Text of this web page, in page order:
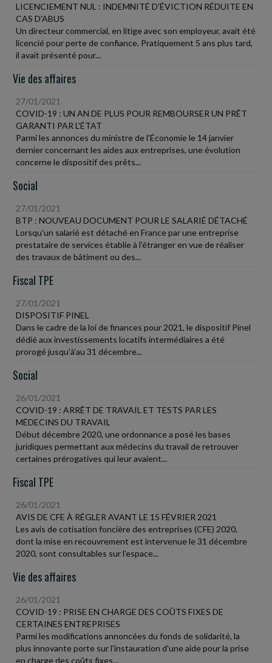
LICENCIEMENT NUL : INDEMNITÉ D'ÉVICTION RÉDUITE EN
CAS D'ABUS
Un directeur commercial, en litige avec son employeur, avait été
licencié pour perte de confiance. Pratiquement 5 ans plus tard,
il avait présenté pour...
Vie des affaires
27/01/2021
COVID-19 : UN AN DE PLUS POUR REMBOURSER UN PRÊT
GARANTI PAR L'ÉTAT
Parmi les annonces du ministre de l'Économie le 14 janvier
dernier concernant les aides aux entreprises, une évolution
concerne le dispositif des prêts...
Social
27/01/2021
BTP : NOUVEAU DOCUMENT POUR LE SALARIÉ DÉTACHÉ
Lorsqu'un salarié est détaché en France par une entreprise
prestataire de services établie à l'étranger en vue de réaliser
des travaux de bâtiment ou des...
Fiscal TPE
27/01/2021
DISPOSITIF PINEL
Dans le cadre de la loi de finances pour 2021, le dispositif Pinel
dédié aux investissements locatifs intermédiaires a été
prorogé jusqu'à'au 31 décembre...
Social
26/01/2021
COVID-19 : ARRÊT DE TRAVAIL ET TESTS PAR LES
MÉDECINS DU TRAVAIL
Début décembre 2020, une ordonnance a posé les bases
juridiques permettant aux médecins du travail de retrouver
certaines prérogatives qui leur avaient...
Fiscal TPE
26/01/2021
AVIS DE CFE À RÉGLER AVANT LE 15 FÉVRIER 2021
Les avis de cotisation foncière des entreprises (CFE) 2020,
dont la mise en recouvrement est intervenue le 31 décembre
2020, sont consultables sur l'espace...
Vie des affaires
26/01/2021
COVID-19 : PRISE EN CHARGE DES COÛTS FIXES DE
CERTAINES ENTREPRISES
Parmi les modifications annoncées du fonds de solidarité, la
plus innovante porte sur l'instauration d'une aide pour la prise
en charge des coûts fixes...